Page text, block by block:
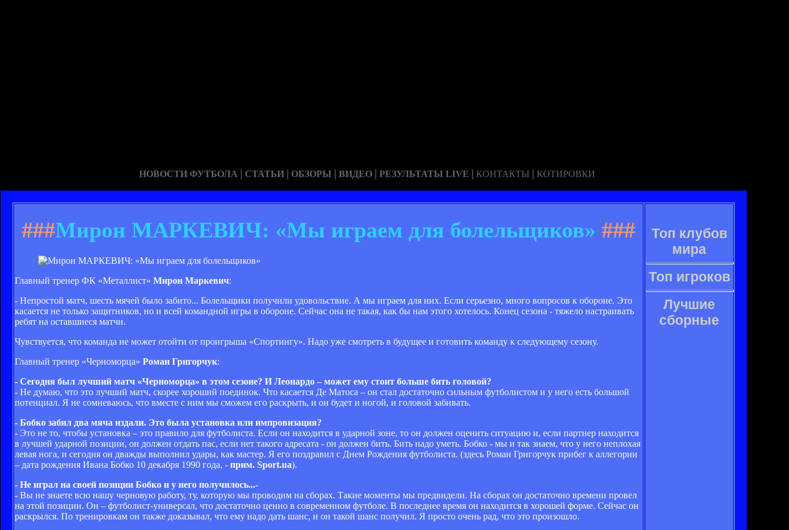
НОВОСТИ ФУТБОЛА | СТАТЬИ | ОБЗОРЫ | ВИДЕО | РЕЗУЛЬТАТЫ LIVE | КОНТАКТЫ | КОТИРОВКИ
###Мирон МАРКЕВИЧ: «Мы играем для болельщиков» ###
Главный тренер ФК «Металлист» Мирон Маркевич:
- Непростой матч, шесть мячей было забито... Болельщики получили удовольствие. А мы играем для них. Если серьезно, много вопросов к обороне. Это
касается не только защитников, но и всей командной игры в обороне. Сейчас она не такая, как бы нам этого хотелось. Конец сезона - тяжело настраивать
ребят на оставшиеся матчи.
Чувствуется, что команда не может отойти от проигрыша «Спортингу». Надо уже смотреть в будущее и готовить команду к следующему сезону.
Главный тренер «Черноморца» Роман Григорчук:
- Сегодня был лучший матч «Черноморца» в этом сезоне? И Леонардо – может ему стоит больше бить головой?
- Не думаю, что это лучший матч, скорее хороший поединок. Что касается Де Матоса – он стал достаточно сильным футболистом и у него есть большой
потенциал. Я не сомневаюсь, что вместе с ним мы сможем его раскрыть, и он будет и ногой, и головой забивать.
- Бобко забил два мяча издали. Это была установка или импровизация?
- Это не то, чтобы установка – это правило для футболиста. Если он находится в ударной зоне, то он должен оценить ситуацию и, если партнер находится
в лучшей ударной позиции, он должен отдать пас, если нет такого адресата - он должен бить. Бить надо уметь. Бобко - мы и так знаем, что у него неплохая
левая нога, и сегодня он дважды выполнил удары, как мастер. Я его поздравил с Днем Рождения футболиста. (здесь Роман Григорчук прибег к аллегории
– дата рождения Ивана Бобко 10 декабря 1990 года, - прим. Sport.ua).
- Не играл на своей позиции Бобко и у него получилось...-
- Вы не знаете всю нашу черновую работу, ту, которую мы проводим на сборах. Такие моменты мы предвидели. На сборах он достаточно времени провел
на этой позиции. Он – футболист-универсал, что достаточно ценно в современном футболе. В последнее время он находится в хорошей форме. Сейчас он
раскрылся. По тренировкам он также доказывал, что ему надо дать шанс, и он такой шанс получил. Я просто очень рад, что это произошло.
Топ клубов
мира
Топ игроков
Лучшие
сборные